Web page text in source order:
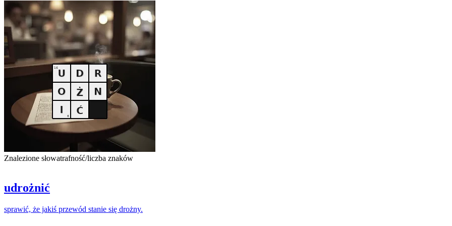
Znalezione słowatrafność/liczba znaków
udrożnić
sprawić, że jakiś przewód stanie się drożny.